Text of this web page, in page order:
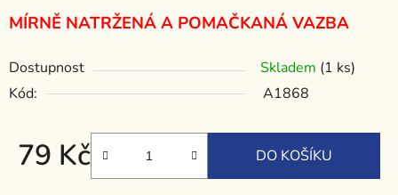
MÍRNĚ NATRŽENÁ A POMAČKANÁ VAZBA
Dostupnost Skladem (1 ks)
Kód:
A1868
79 Kč
Měrná cena:
DO KOŠÍKU